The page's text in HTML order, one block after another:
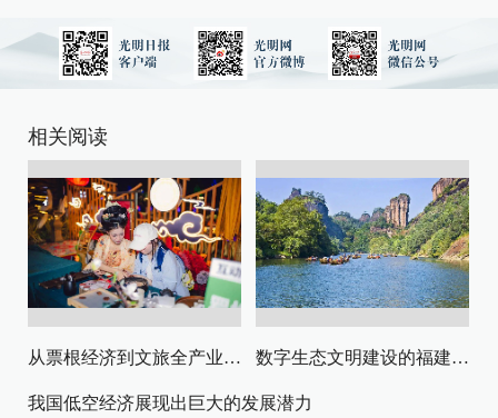
相关阅读
从票根经济到文旅全产业链升级 数字生态文明建设的福建路径与启示
我国低空经济展现出巨大的发展潜力